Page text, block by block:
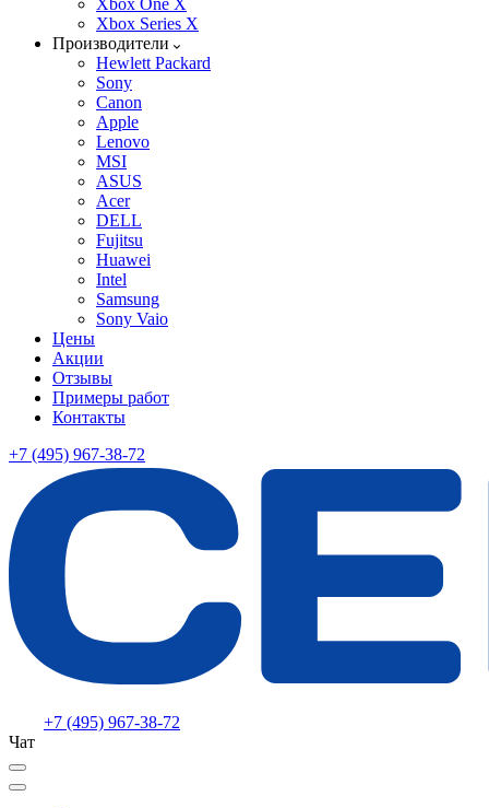
Xbox One X
Xbox Series X
Производители
Hewlett Packard
Sony
Canon
Apple
Lenovo
MSI
ASUS
Acer
DELL
Fujitsu
Huawei
Intel
Samsung
Sony Vaio
Цены
Акции
Отзывы
Примеры работ
Контакты
+7 (495) 967-38-72
+7 (495) 967-38-72
Чат